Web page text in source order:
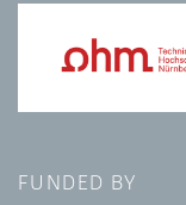
FUNDED BY